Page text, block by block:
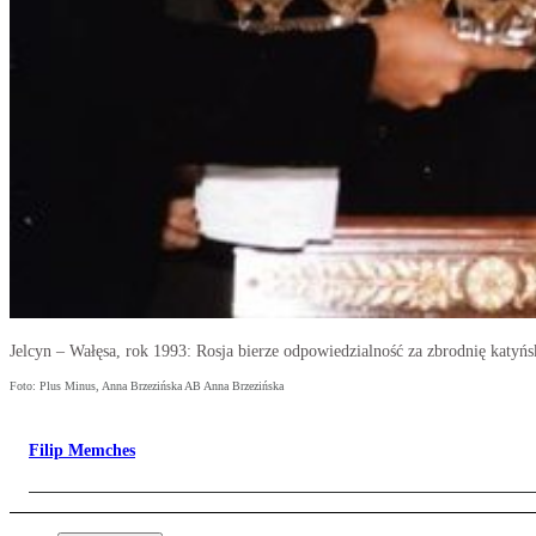
Jelcyn – Wałęsa, rok 1993: Rosja bierze odpowiedzialność za zbrodnię
Foto: Plus Minus, Anna Brzezińska AB Anna Brzezińska
Filip Memches